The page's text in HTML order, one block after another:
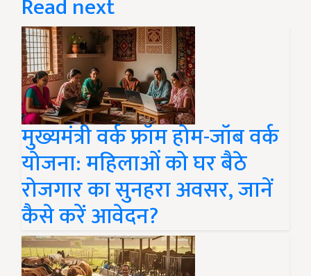
मुख्यमंत्री वर्क फ्रॉम होम-जॉब वर्क
योजना: महिलाओं को घर बैठे
रोजगार का सुनहरा अवसर, जानें
कैसे करें आवेदन?